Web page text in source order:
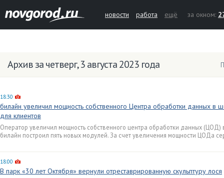
новости работа ещё за окном:
Архив за четверг, 3 августа 2023 года
18:30
билайн увеличил мощность собственного Центра обработки данных в
для клиентов
Оператор увеличил мощность собственного центра обработки данных (ЦОД)
билайн построил пять новых модулей. За счет увеличения мощности ЦОДа
18:00
В парк «30 лет Октября» вернули отреставрированную скульптуру лося